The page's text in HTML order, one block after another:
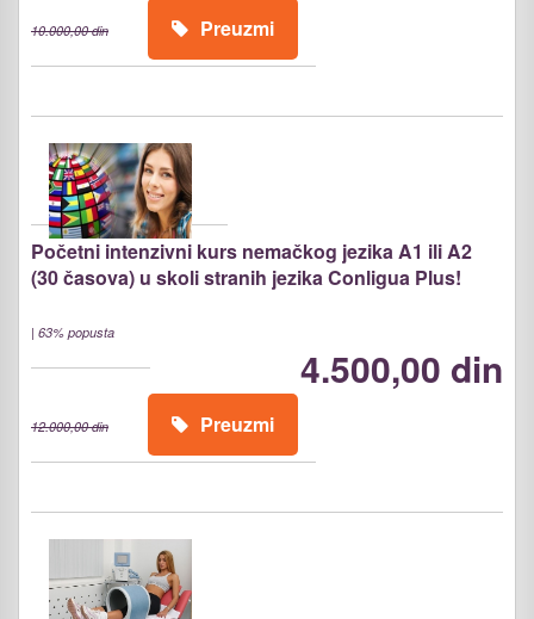
10.000,00 din Preuzmi
Početni intenzivni kurs nemačkog jezika A1 ili A2
(30 časova) u skoli stranih jezika Conligua Plus!
| 63% popusta
4.500,00 din
12.000,00 din Preuzmi